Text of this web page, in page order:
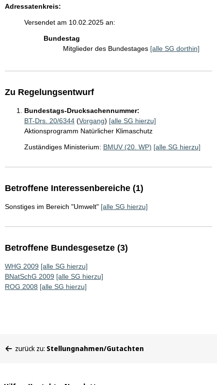
Adressatenkreis:
Versendet am 10.02.2025 an:
Bundestag
Mitglieder des Bundestages [alle SG dorthin]
Zu Regelungsentwurf
Bundestags-Drucksachennummer:
BT-Drs. 20/6344 (Vorgang) [alle SG hierzu]
Aktionsprogramm Natürlicher Klimaschutz
Zuständiges Ministerium: BMUV (20. WP) [alle SG hierzu]
Betroffene Interessenbereiche (1)
Sonstiges im Bereich "Umwelt" [alle SG hierzu]
Betroffene Bundesgesetze (3)
WHG 2009 [alle SG hierzu]
BNatSchG 2009 [alle SG hierzu]
ROG 2008 [alle SG hierzu]
befinden
zurück zu: Stellungnahmen/Gutachten